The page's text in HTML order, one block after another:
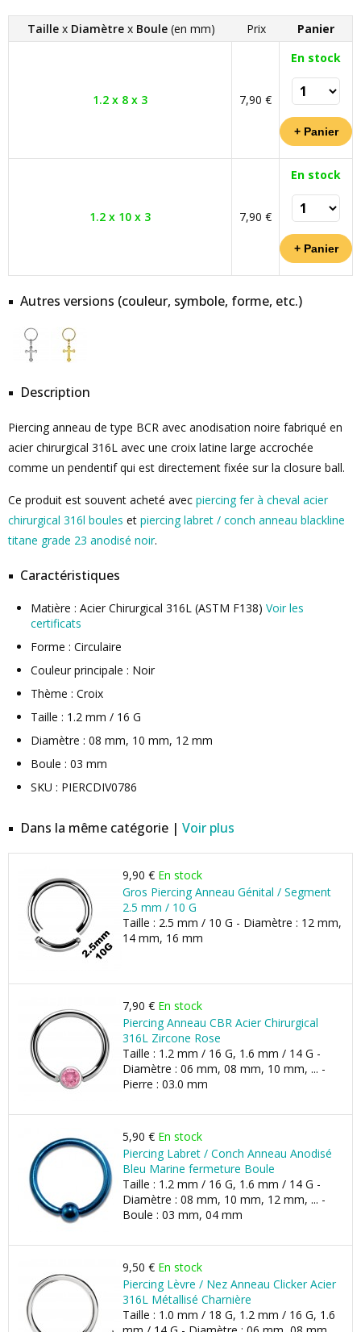
Taillex Diamètrex Boule(en mm) Prix Panier
1.2 x 8 x 3 7,90 €
En stock
1.2 x 10 x 3 7,90 €
En stock
Autres versions (couleur, symbole, forme, etc.)
Description
Piercing anneau de type BCR avec anodisation noire fabriqué en
acier chirurgical 316L avec une croix latine large accrochée
comme un pendentif qui est directement fixée sur la closure ball.
Ce produit est souvent acheté avec piercing fer à cheval acier
chirurgical 316l boules et piercing labret / conch anneau blackline
titane grade 23 anodisé noir.
Caractéristiques
Matière : Acier Chirurgical 316L (ASTM F138) Voir les
certificats
Forme : Circulaire
Couleur principale : Noir
Thème : Croix
Taille : 1.2 mm / 16 G
Diamètre : 08 mm, 10 mm, 12 mm
Boule : 03 mm
SKU : PIERCDIV0786
Dans la même catégorie | Voir plus
9,90 € En stock
Gros Piercing Anneau Génital / Segment
2.5 mm / 10 G
Taille : 2.5 mm / 10 G - Diamètre : 12 mm,
14 mm, 16 mm
7,90 € En stock
Piercing Anneau CBR Acier Chirurgical
316L Zircone Rose
Taille : 1.2 mm / 16 G, 1.6 mm / 14 G -
Diamètre : 06 mm, 08 mm, 10 mm, ... -
Pierre : 03.0 mm
5,90 € En stock
Piercing Labret / Conch Anneau Anodisé
Bleu Marine fermeture Boule
Taille : 1.2 mm / 16 G, 1.6 mm / 14 G -
Diamètre : 08 mm, 10 mm, 12 mm, ... -
Boule : 03 mm, 04 mm
9,50 € En stock
Piercing Lèvre / Nez Anneau Clicker Acier
316L Métallisé Charnière
Taille : 1.0 mm / 18 G, 1.2 mm / 16 G, 1.6